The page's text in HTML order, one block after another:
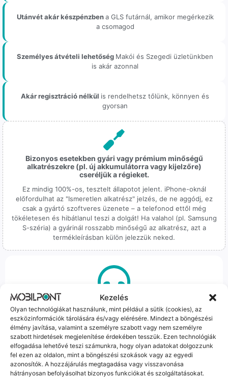
Kezelés
Olyan technológiákat használunk, mint például a sütik (cookies), az
eszközinformációk tárolására és/vagy elérésére. Mindezt a böngészési
élmény javítása, valamint a személyre szabott vagy nem személyre
szabott hirdetések megjelenítése érdekében tesszük. Ezen technológiák
elfogadása lehetővé teszi számunkra, hogy olyan adatokat dolgozzunk
fel ezen az oldalon, mint a böngészési szokások vagy az egyedi
azonosítók. A hozzájárulás megtagadása vagy visszavonása
hátrányosan befolyásolhat bizonyos funkciókat és szolgáltatásokat.
Utánvét akár készpénzbena GLS futárnál, amikor megérkezik
a csomagod
Személyes átvételi lehetőség Makói és Szegedi üzletünkben
is akár azonnal
Akár regisztráció nélkül is rendelhetsz tőlünk, könnyen és
gyorsan
Bizonyos esetekben gyári vagy prémium minőségű
alkatrészekre (pl. új akkumulátorra vagy kijelzőre)
cseréljük a régieket.
Ez mindig 100%-os, tesztelt állapotot jelent. iPhone-oknál
előfordulhat az "Ismeretlen alkatrész" jelzés, de ne aggódj, ez
csak a gyártó szoftveres üzenete – a telefonod ettől még
tökéletesen és hibátlanul teszi a dolgát! Ha valahol (pl. Samsung
S-széria) a gyárinál rosszabb minőségű az alkatrész, azt a
termékleírásban külön jelezzük neked.
100% Elérhetőség
Sok éve a szegedi piac meghatározó szereplői vagyunk.
Nem egy arctalan webshop vagyunk: ha kérdésed van, élő
ember veszi fel a telefont, és személyesen is megtalálsz
minket Szegeden.